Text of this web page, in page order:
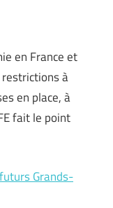
en France et
à
en place, à
fait le point
Grands-